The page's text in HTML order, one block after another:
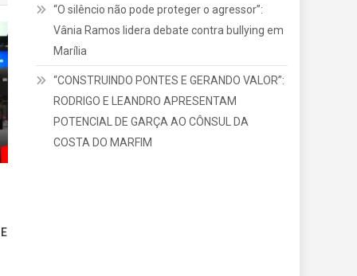
“O silêncio não pode proteger o agressor”:
Vânia Ramos lidera debate contra bullying em
Marília
“CONSTRUINDO PONTES E GERANDO VALOR”:
RODRIGO E LEANDRO APRESENTAM
POTENCIAL DE GARÇA AO CÔNSUL DA
COSTA DO MARFIM